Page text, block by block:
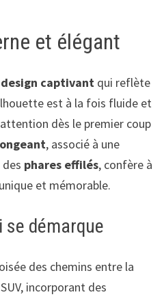
et élégant
design captivantqui reflète
est à la fois fluide et
dès le premier coup
, associé à une
phares effilés, confère à
et mémorable.
démarque
des chemins entre la
incorporant des